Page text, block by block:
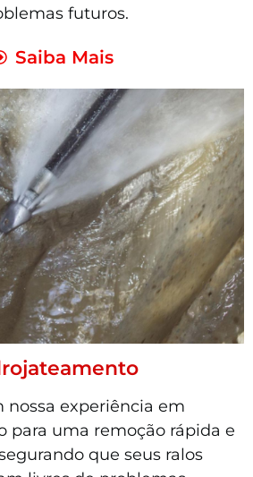
futuros.
Saiba Mais
nossa experiência em
para uma remoção rápida e
que seus ralos